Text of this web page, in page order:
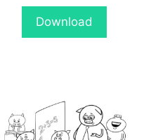
Download